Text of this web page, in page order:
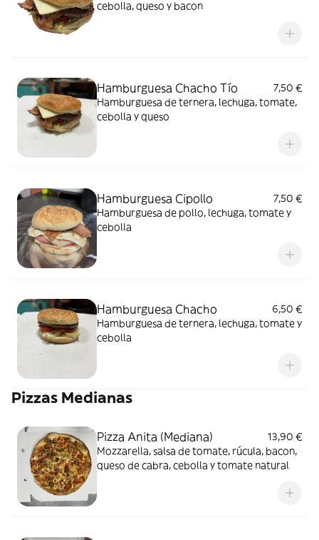
cebolla, queso y bacon
Hamburguesa Chacho Tío
7,50 €
Hamburguesa de ternera, lechuga, tomate,
cebolla y queso
Hamburguesa Cipollo
7,50 €
Hamburguesa de pollo, lechuga, tomate y
cebolla
Hamburguesa Chacho
6,50 €
Hamburguesa de ternera, lechuga, tomate y
cebolla
Pizzas Medianas
Pizza Anita (Mediana)
13,90 €
Mozzarella, salsa de tomate, rúcula, bacon,
queso de cabra, cebolla y tomate natural